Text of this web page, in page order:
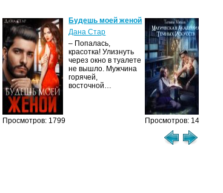
Просмотров: 1799
Будешь моей женой
Дана Стар
– Попалась,
красотка! Улизнуть
через окно в туалете
не вышло. Мужчина
горячей,
восточной…
Просмотров: 1458